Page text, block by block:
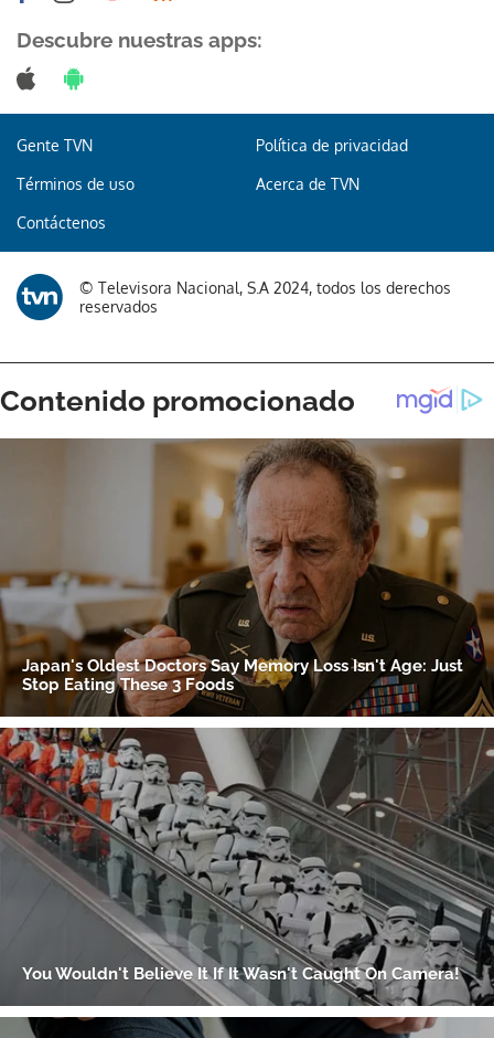
Descubre nuestras apps:
Gente TVN Política de privacidad
Términos de uso Acerca de TVN
Contáctenos
© Televisora Nacional, S.A 2024, todos los derechos
reservados